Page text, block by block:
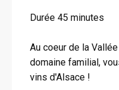
Durée 45 minutes
Au coeur de la
domaine familial,
vins d'Alsace !